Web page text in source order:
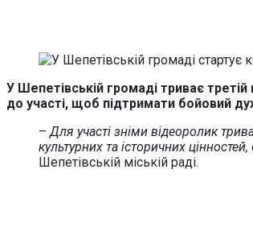
У Шепетівській громаді триває
до участі, щоб підтримати бойовий
– Для участі зніми відеоролик
культурних та історичних
Шепетівській міській раді.